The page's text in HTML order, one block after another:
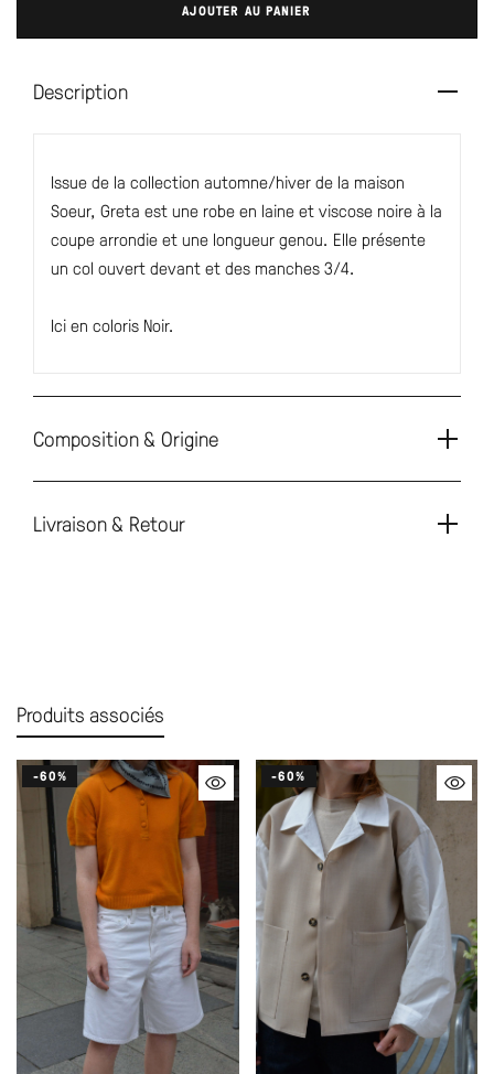
AJOUTER AU PANIER
Description
Issue de la collection automne/hiver de la maison
Soeur, Greta est une robe en laine et viscose noire à la
coupe arrondie et une longueur genou. Elle présente
un col ouvert devant et des manches 3/4.
Ici en coloris Noir.
Composition & Origine
Livraison & Retour
Produits associés
-60% -60%